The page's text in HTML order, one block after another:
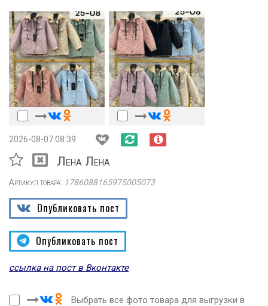
2026-08-07 08:39
Лена Лена
Артикул товара: 1786088165975005073
Опубликовать пост
Опубликовать пост
ссылка на пост в Вконтакте
Выбрать все фото товара для выгрузки в